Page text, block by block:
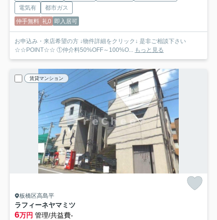
電気有
都市ガス
仲手無料 礼0 即入居可
お申込み・来店希望の方 ↓物件詳細をクリック↓ 是非ご相談下さい
☆☆POINT☆☆ ①仲介料50%OFF～100%O... もっと見る
賃貸マンション
板橋区高島平
ラフィーネヤマミツ
6万円 管理/共益費-